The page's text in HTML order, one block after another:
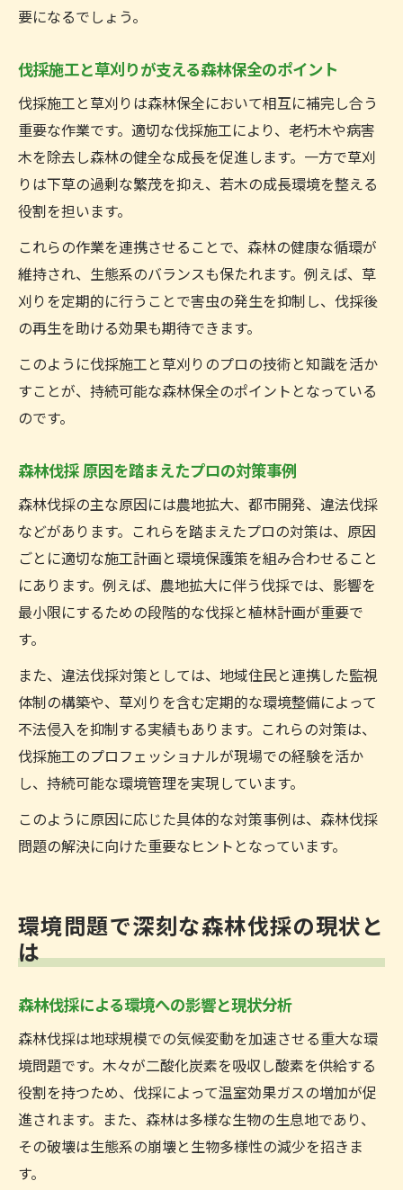
要になるでしょう。
伐採施工と草刈りが支える森林保全のポイント
伐採施工と草刈りは森林保全において相互に補完し合う
重要な作業です。適切な伐採施工により、老朽木や病害
木を除去し森林の健全な成長を促進します。一方で草刈
りは下草の過剰な繁茂を抑え、若木の成長環境を整える
役割を担います。
これらの作業を連携させることで、森林の健康な循環が
維持され、生態系のバランスも保たれます。例えば、草
刈りを定期的に行うことで害虫の発生を抑制し、伐採後
の再生を助ける効果も期待できます。
このように伐採施工と草刈りのプロの技術と知識を活か
すことが、持続可能な森林保全のポイントとなっている
のです。
森林伐採 原因を踏まえたプロの対策事例
森林伐採の主な原因には農地拡大、都市開発、違法伐採
などがあります。これらを踏まえたプロの対策は、原因
ごとに適切な施工計画と環境保護策を組み合わせること
にあります。例えば、農地拡大に伴う伐採では、影響を
最小限にするための段階的な伐採と植林計画が重要で
す。
また、違法伐採対策としては、地域住民と連携した監視
体制の構築や、草刈りを含む定期的な環境整備によって
不法侵入を抑制する実績もあります。これらの対策は、
伐採施工のプロフェッショナルが現場での経験を活か
し、持続可能な環境管理を実現しています。
このように原因に応じた具体的な対策事例は、森林伐採
問題の解決に向けた重要なヒントとなっています。
環境問題で深刻な森林伐採の現状と
は
森林伐採による環境への影響と現状分析
森林伐採は地球規模での気候変動を加速させる重大な環
境問題です。木々が二酸化炭素を吸収し酸素を供給する
役割を持つため、伐採によって温室効果ガスの増加が促
進されます。また、森林は多様な生物の生息地であり、
その破壊は生態系の崩壊と生物多様性の減少を招きま
す。